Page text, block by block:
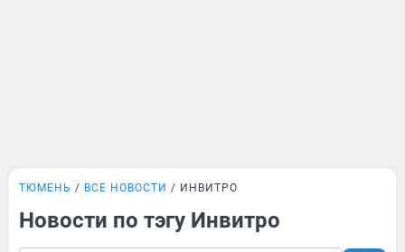
ТЮМЕНЬ ВСЕ НОВОСТИ ИНВИТРО
Новости по тэгу Инвитро